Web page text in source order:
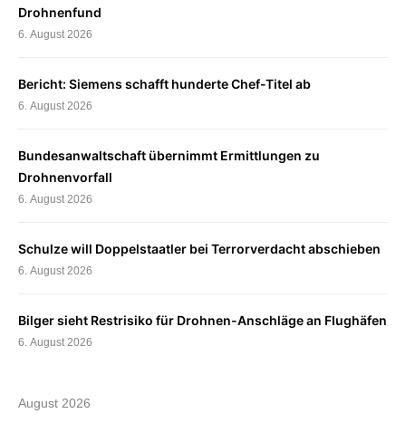
Drohnenfund
6. August 2026
Bericht: Siemens schafft hunderte Chef-Titel ab
6. August 2026
Bundesanwaltschaft übernimmt Ermittlungen zu
Drohnenvorfall
6. August 2026
Schulze will Doppelstaatler bei Terrorverdacht abschieben
6. August 2026
Bilger sieht Restrisiko für Drohnen-Anschläge an Flughäfen
6. August 2026
August 2026